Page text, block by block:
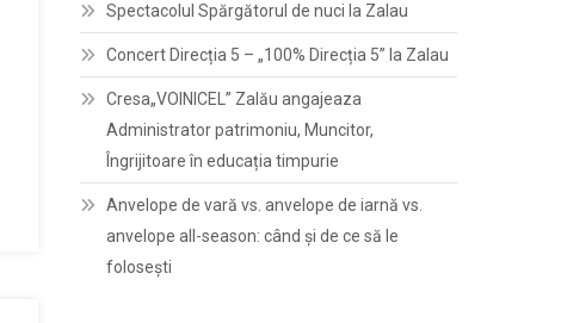
Spectacolul Spărgătorul de nuci la Zalau
Concert Direcția 5 – „100% Direcția 5” la Zalau
Cresa„VOINICEL” Zalău angajeaza
Administrator patrimoniu, Muncitor,
Îngrijitoare în educația timpurie
Anvelope de vară vs. anvelope de iarnă vs.
anvelope all-season: când și de ce să le
folosești